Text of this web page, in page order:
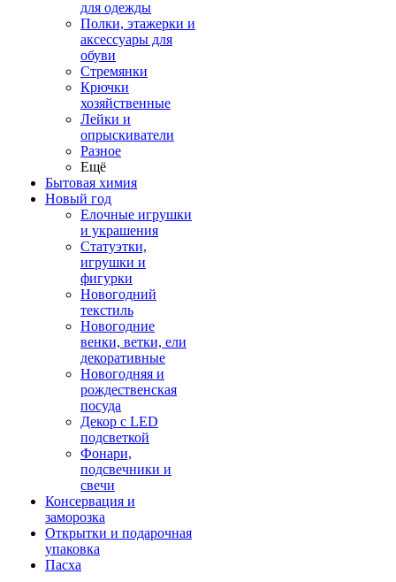
для одежды
Полки, этажерки и
аксессуары для
обуви
Стремянки
Крючки
хозяйственные
Лейки и
опрыскиватели
Разное
Ещё
Бытовая химия
Новый год
Елочные игрушки
и украшения
Статуэтки,
игрушки и
фигурки
Новогодний
текстиль
Новогодние
венки, ветки, ели
декоративные
Новогодняя и
рождественская
посуда
Декор с LED
подсветкой
Фонари,
подсвечники и
свечи
Консервация и
заморозка
Открытки и подарочная
упаковка
Пасха